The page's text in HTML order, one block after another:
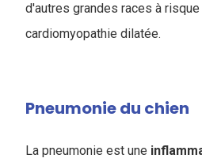
d'autres grandes races à risque
cardiomyopathie dilatée.
Pneumonie du chien
La pneumonie est une